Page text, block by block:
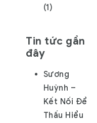
(1)
Tin tức gần
đây
Sương
Huỳnh –
Kết Nối Để
Thấu Hiểu